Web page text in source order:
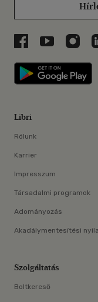
Libri aLibri a
Libri
Rólunk
Karrier
Impresszum
Társadalmi programok
Adományozás
Akadálymentesítési
Szolgáltatás
Boltkereső